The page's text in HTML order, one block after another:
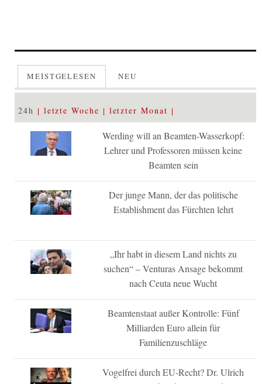
MEISTGELESEN NEU
24h letzte Woche letzter Monat
Werding will an Beamten-Wasserkopf:
Lehrer und Professoren müssen keine
Beamten sein
Der junge Mann, der das politische
Establishment das Fürchten lehrt
„Ihr habt in diesem Land nichts zu
suchen“ – Venturas Ansage bekommt
nach Ceuta neue Wucht
Beamtenstaat außer Kontrolle: Fünf
Milliarden Euro allein für
Familienzuschläge
Vogelfrei durch EU-Recht? Dr. Ulrich